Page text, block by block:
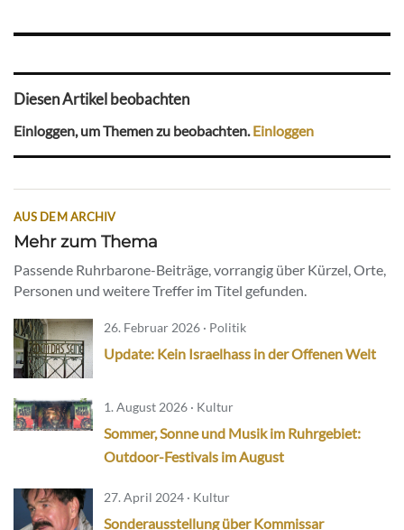
Diesen Artikel beobachten
Einloggen, um Themen zu beobachten.Einloggen
AUS DEM ARCHIV
Mehr zum Thema
Passende Ruhrbarone-Beiträge, vorrangig über Kürzel, Orte,
Personen und weitere Treffer im Titel gefunden.
26. Februar 2026 · Politik
Update: Kein Israelhass in der Offenen Welt
1. August 2026 · Kultur
Sommer, Sonne und Musik im Ruhrgebiet:
Outdoor-Festivals im August
27. April 2024 · Kultur
Sonderausstellung über Kommissar